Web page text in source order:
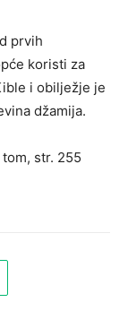
prvih
koristi za
i obilježje je
džamija.
str. 255